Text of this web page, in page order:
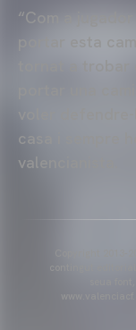
“Com a
portar esta
tornat a
portar una
voler
casa i sempre
valencianista.
Copyright 2013-
contingut